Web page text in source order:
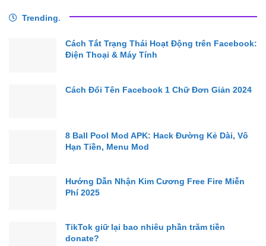
Trending.
Cách Tắt Trạng Thái Hoạt Động trên Facebook:
Điện Thoại & Máy Tính
Cách Đổi Tên Facebook 1 Chữ Đơn Giản 2024
8 Ball Pool Mod APK: Hack Đường Kẻ Dài, Vô
Hạn Tiền, Menu Mod
Hướng Dẫn Nhận Kim Cương Free Fire Miễn
Phí 2025
TikTok giữ lại bao nhiêu phần trăm tiền
donate?